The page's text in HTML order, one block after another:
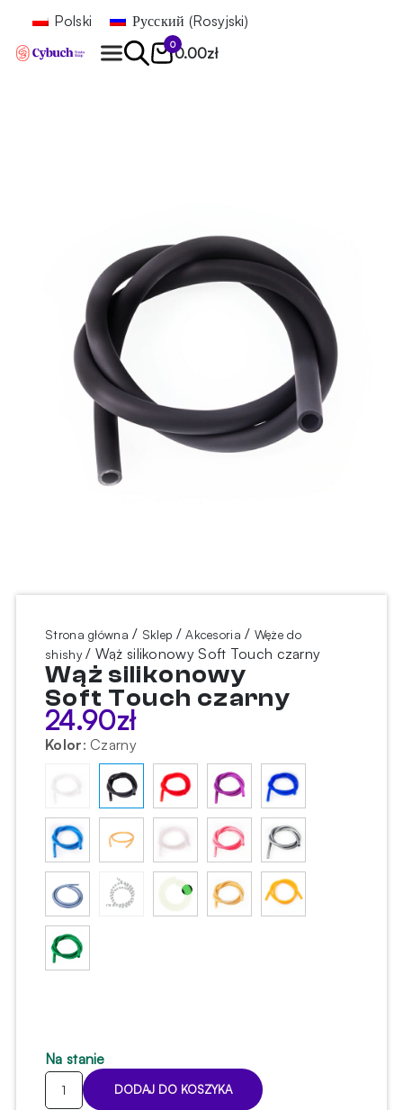
Polski Русский (Rosyjski)
0
0.00zł
Strona główna / Sklep /Akcesoria / Węże do
shishy/ Wąż silikonowy Soft Touch czarny
Wąż silikonowy
Soft Touch czarny
24.90zł
Kolor: Czarny
Na stanie
ilość
Wąż
DODAJ DO KOSZYKA